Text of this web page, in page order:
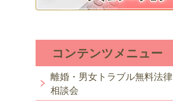
コンテンツメニュー
離婚・男女トラブル無料法律
相談会